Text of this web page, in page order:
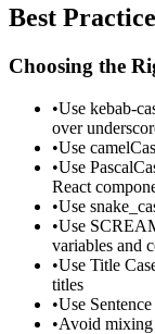
Best
Choosing the
•Use kebab-
over
•Use
•Use
React
•Use
•Use
variables and
•Use Title
titles
•Use
•Avoid mixing